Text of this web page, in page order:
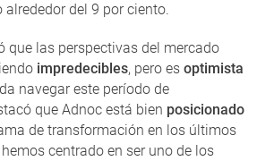
alrededor del 9 por ciento.
que las perspectivas del mercado
impredecibles, pero es optimista
navegar este período de
que Adnoc está bien posicionado
de transformación en los últimos
centrado en ser uno de los